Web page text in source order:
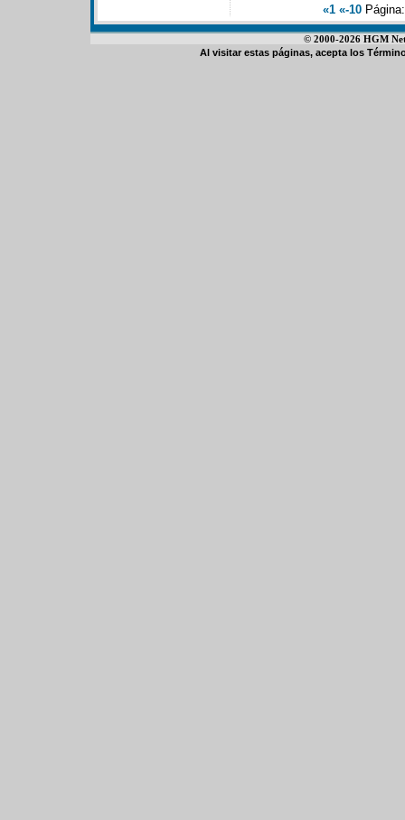
«1 «-10
© 2000-2026 HGM
Al visitar estas páginas, acepta los